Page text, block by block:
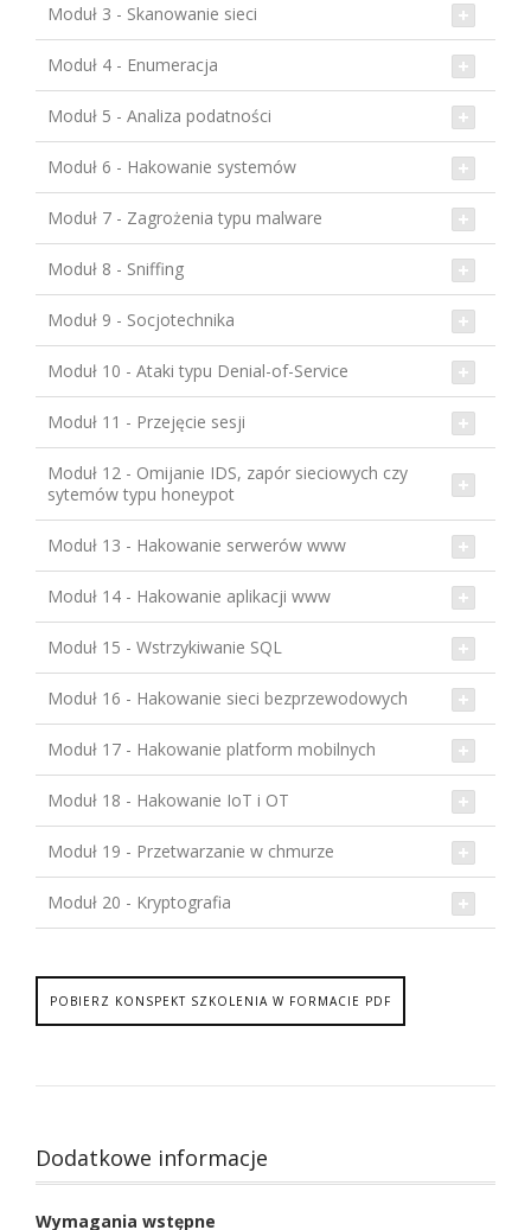
Moduł 3 - Skanowanie sieci
Moduł 4 - Enumeracja
Moduł 5 - Analiza podatności
Moduł 6 - Hakowanie systemów
Moduł 7 - Zagrożenia typu malware
Moduł 8 - Sniffing
Moduł 9 - Socjotechnika
Moduł 10 - Ataki typu Denial-of-Service
Moduł 11 - Przejęcie sesji
Moduł 12 - Omijanie IDS, zapór sieciowych czy
sytemów typu honeypot
Moduł 13 - Hakowanie serwerów www
Moduł 14 - Hakowanie aplikacji www
Moduł 15 - Wstrzykiwanie SQL
Moduł 16 - Hakowanie sieci bezprzewodowych
Moduł 17 - Hakowanie platform mobilnych
Moduł 18 - Hakowanie IoT i OT
Moduł 19 - Przetwarzanie w chmurze
Moduł 20 - Kryptografia
POBIERZ KONSPEKT SZKOLENIA W FORMACIE PDF
Dodatkowe informacje
Wymagania wstępne